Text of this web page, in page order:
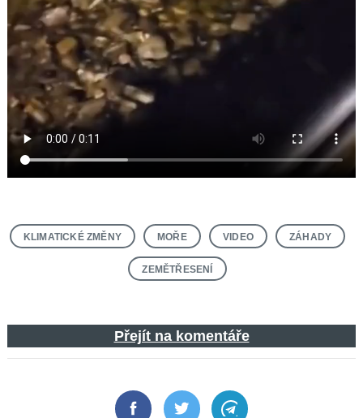
KLIMATICKÉ ZMĚNY MOŘE VIDEO ZÁHADY
ZEMĚTŘESENÍ
Přejít na komentáře